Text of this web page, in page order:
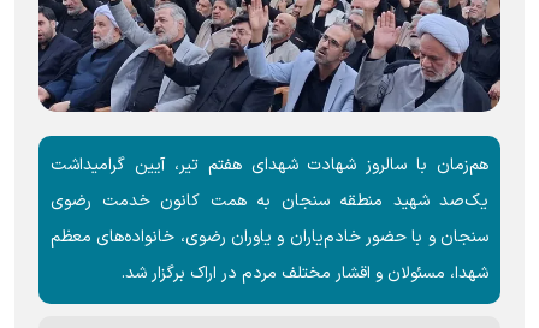
هم‌زمان با سالروز شهادت شهدای هفتم تیر، آیین گرامیداشت
یک‌صد شهید منطقه سنجان به همت کانون خدمت رضوی
سنجان و با حضور خادم‌یاران و یاوران رضوی، خانواده‌های معظم
شهدا، مسئولان و اقشار مختلف مردم در اراک برگزار شد.